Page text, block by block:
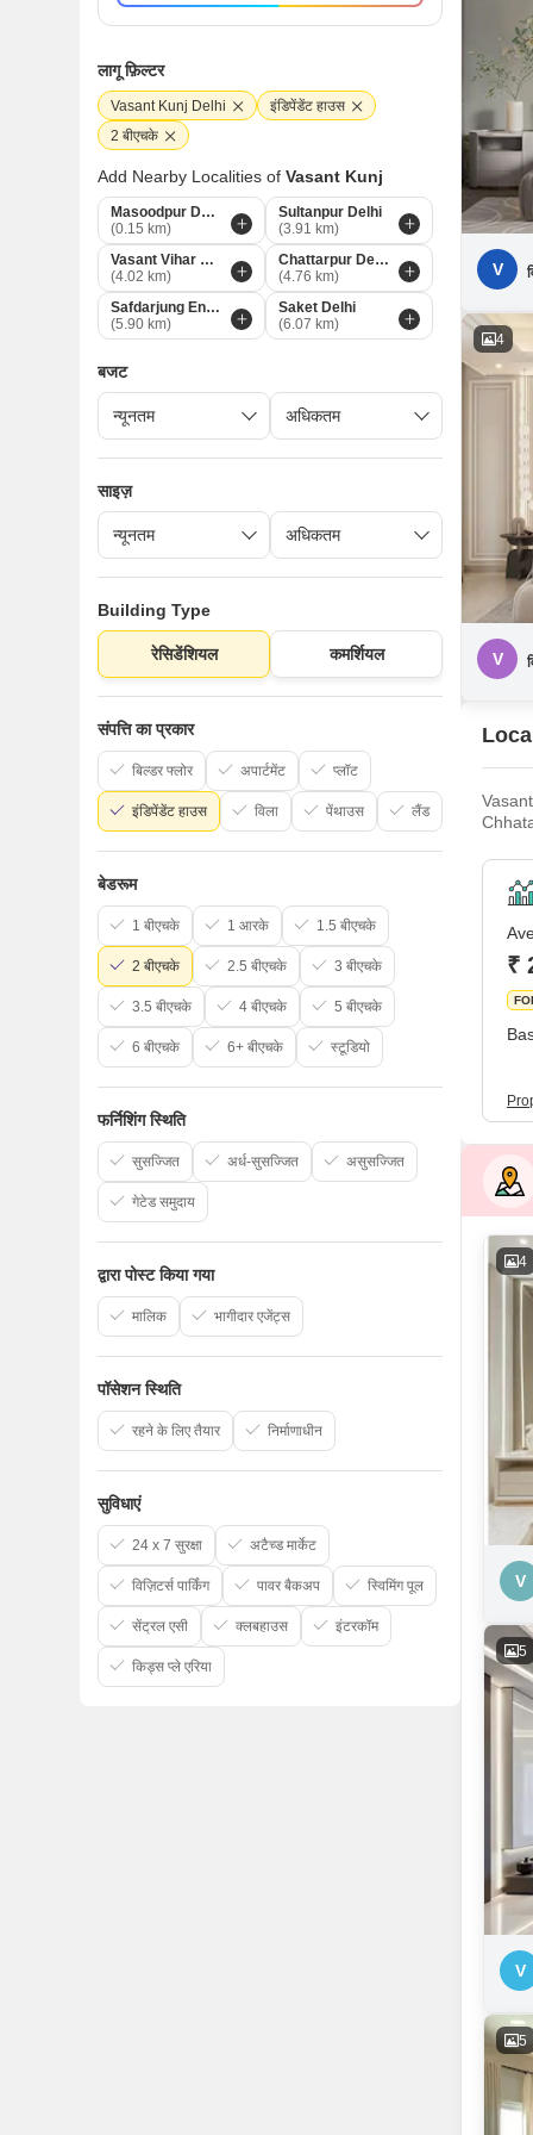
V
4
V
and
₹
4
V
5
V
5
लागू फ़िल्टर
Vasant Kunj Delhi
इंडिपेंडेंट हाउस
2 बीएचके
Add Nearby Localities of Vasant Kunj
Masoodpur Delhi
(0.15 km)
Sultanpur Delhi
(3.91 km)
Vasant Vihar Delhi
(4.02 km)
Chattarpur Delhi
(4.76 km)
Safdarjung Enclave Delhi
(5.90 km)
Saket Delhi
(6.07 km)
बजट
साइज़
Building Type
रेसिडेंशियल कमर्शियल
संपत्ति का प्रकार
बिल्डर फ्लोर अपार्टमेंट प्लॉट
इंडिपेंडेंट हाउस विला पेंथाउस लैंड
बेडरूम
1 बीएचके 1 आरके 1.5 बीएचके
2 बीएचके 2.5 बीएचके 3 बीएचके
3.5 बीएचके 4 बीएचके 5 बीएचके
6 बीएचके 6+ बीएचके स्टूडियो
फर्निशिंग स्थिति
सुसज्जित अर्ध-सुसज्जित असुसज्जित
गेटेड समुदाय
द्वारा पोस्ट किया गया
मालिक भागीदार एजेंट्स
पॉसेशन स्थिति
रहने के लिए तैयार निर्माणाधीन
सुविधाएं
24 x 7 सुरक्षा अटैच्ड मार्केट
विज़िटर्स पार्किंग पावर बैकअप स्विमिंग पूल
सेंट्रल एसी क्लबहाउस इंटरकॉम
किड्स प्ले एरिया